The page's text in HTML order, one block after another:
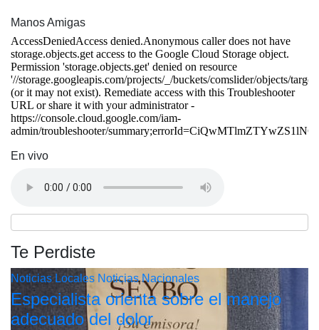
Manos Amigas
En vivo
Te Perdiste
Noticias Locales Noticias Nacionales
Especialista orienta sobre el manejo
adecuado del dolor